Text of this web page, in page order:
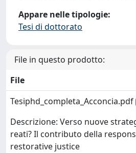
Appare nelle tipologie:
Tesi di dottorato
File in questo prodotto:
File
Tesiphd_completa_Acconcia.pdf
Descrizione: Verso nuove
reati? Il contributo della
restorative justice